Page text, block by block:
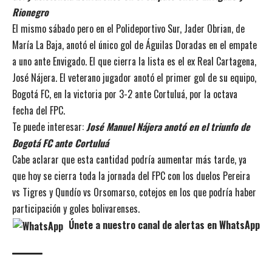
Rionegro
El mismo sábado pero en el Polideportivo Sur, Jader Obrian, de
María La Baja, anotó el único gol de Águilas Doradas en el empate
a uno ante Envigado. El que cierra la lista es el ex Real Cartagena,
José Nájera. El veterano jugador anotó el primer gol de su equipo,
Bogotá FC, en la victoria por 3-2 ante Cortuluá, por la octava
fecha del FPC.
Te puede interesar:José Manuel Nájera anotó en el triunfo de
Bogotá FC ante Cortuluá
Cabe aclarar que esta cantidad podría aumentar más tarde, ya
que hoy se cierra toda la jornada del FPC con los duelos Pereira
vs Tigres y Qundío vs Orsomarso, cotejos en los que podría haber
participación y goles bolivarenses.
Únete a nuestro canal de alertas en WhatsApp